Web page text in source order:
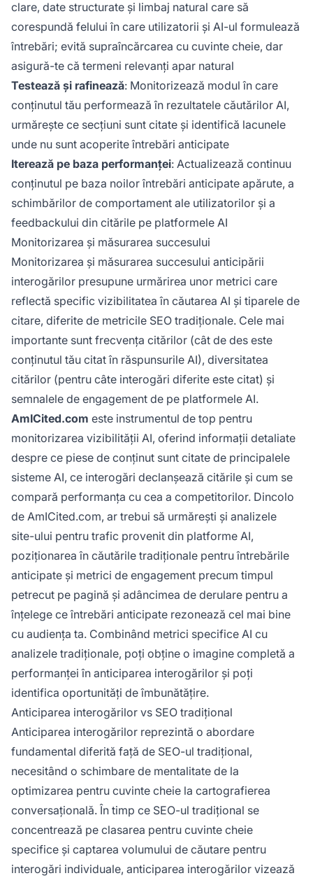
clare, date structurate și limbaj natural care să
corespundă felului în care utilizatorii și AI-ul formulează
întrebări; evită supraîncărcarea cu cuvinte cheie, dar
asigură-te că termeni relevanți apar natural
Testează și rafinează: Monitorizează modul în care
conținutul tău performează în rezultatele căutărilor AI,
urmărește ce secțiuni sunt citate și identifică lacunele
unde nu sunt acoperite întrebări anticipate
Iterează pe baza performanței: Actualizează continuu
conținutul pe baza noilor întrebări anticipate apărute, a
schimbărilor de comportament ale utilizatorilor și a
feedbackului din citările pe platformele AI
Monitorizarea și măsurarea succesului
Monitorizarea și măsurarea succesului anticipării
interogărilor presupune urmărirea unor metrici care
reflectă specific vizibilitatea în căutarea AI și tiparele de
citare, diferite de metricile SEO tradiționale. Cele mai
importante sunt frecvența citărilor (cât de des este
conținutul tău citat în răspunsurile AI), diversitatea
citărilor (pentru câte interogări diferite este citat) și
semnalele de engagement de pe platformele AI.
AmICited.com este instrumentul de top pentru
monitorizarea vizibilității AI, oferind informații detaliate
despre ce piese de conținut sunt citate de principalele
sisteme AI, ce interogări declanșează citările și cum se
compară performanța cu cea a competitorilor. Dincolo
de AmICited.com, ar trebui să urmărești și analizele
site-ului pentru trafic provenit din platforme AI,
poziționarea în căutările tradiționale pentru întrebările
anticipate și metrici de engagement precum timpul
petrecut pe pagină și adâncimea de derulare pentru a
înțelege ce întrebări anticipate rezonează cel mai bine
cu audiența ta. Combinând metrici specifice AI cu
analizele tradiționale, poți obține o imagine completă a
performanței în anticiparea interogărilor și poți
identifica oportunități de îmbunătățire.
Anticiparea interogărilor vs SEO tradițional
Anticiparea interogărilor reprezintă o abordare
fundamental diferită față de SEO-ul tradițional,
necesitând o schimbare de mentalitate de la
optimizarea pentru cuvinte cheie la cartografierea
conversațională. În timp ce SEO-ul tradițional se
concentrează pe clasarea pentru cuvinte cheie
specifice și captarea volumului de căutare pentru
interogări individuale, anticiparea interogărilor vizează